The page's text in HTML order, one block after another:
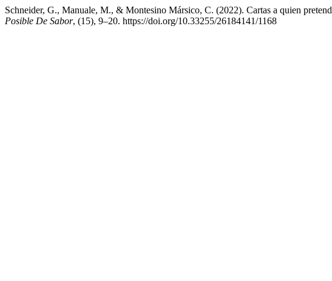
Schneider, G., Manuale, M., & Montesino Mársico, C. (2022). Cartas a quien
Posible De Sabor, (15), 9–20. https://doi.org/10.33255/26184141/1168